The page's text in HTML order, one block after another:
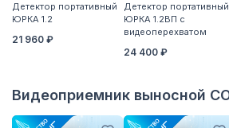
Детектор портативный
ЮРКА 1.2
21 960 ₽
Детектор портативный
ЮРКА 1.2ВП с
видеоперехватом
24 400 ₽
Видеоприемник выносной